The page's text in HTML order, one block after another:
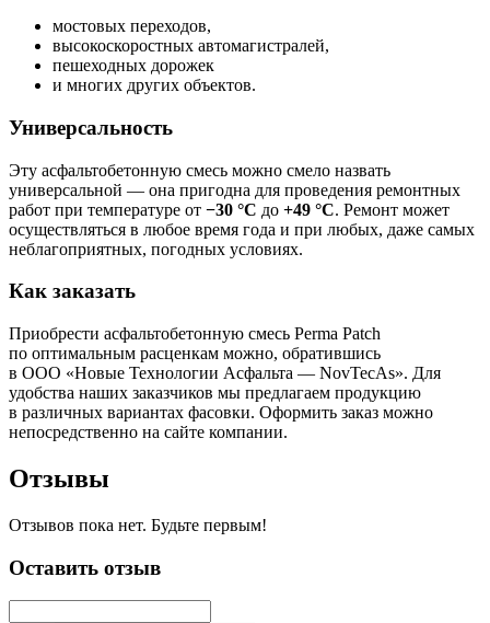
мостовых переходов,
высокоскоростных автомагистралей,
пешеходных дорожек
и многих других объектов.
Универсальность
Эту асфальтобетонную смесь можно смело назвать
универсальной — она пригодна для проведения ремонтных
работ при температуре от −30 °С до +49 °С. Ремонт может
осуществляться в любое время года и при любых, даже самых
неблагоприятных, погодных условиях.
Как заказать
Приобрести асфальтобетонную смесь Perma Patch
по оптимальным расценкам можно, обратившись
в ООО «Новые Технологии Асфальта — NovTecAs». Для
удобства наших заказчиков мы предлагаем продукцию
в различных вариантах фасовки. Оформить заказ можно
непосредственно на сайте компании.
Отзывы
Отзывов пока нет. Будьте первым!
Оставить отзыв